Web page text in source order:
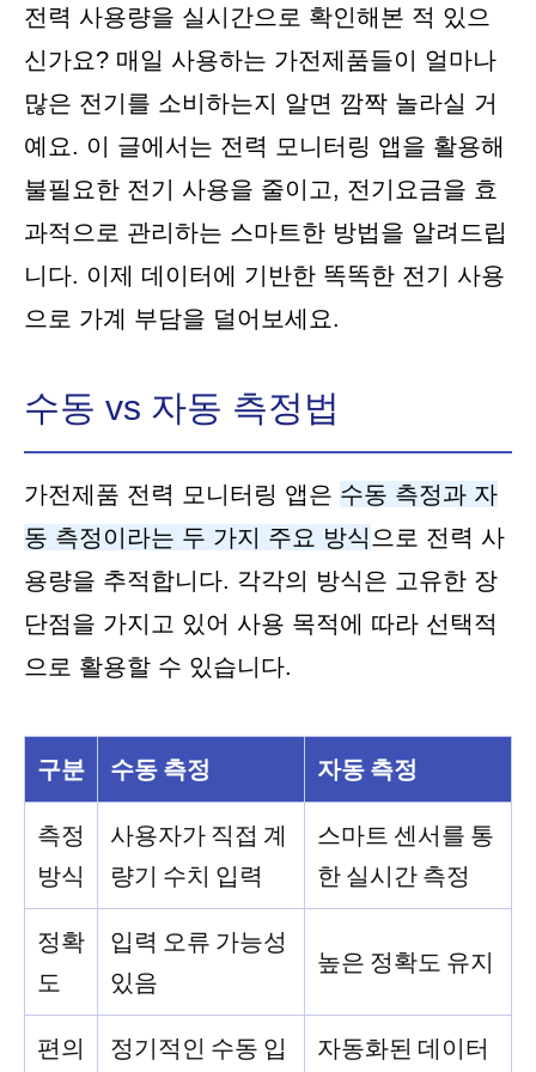
전력 사용량을 실시간으로 확인해본 적 있으
신가요? 매일 사용하는 가전제품들이 얼마나
많은 전기를 소비하는지 알면 깜짝 놀라실 거
예요. 이 글에서는 전력 모니터링 앱을 활용해
불필요한 전기 사용을 줄이고, 전기요금을 효
과적으로 관리하는 스마트한 방법을 알려드립
니다. 이제 데이터에 기반한 똑똑한 전기 사용
으로 가계 부담을 덜어보세요.
수동 vs 자동 측정법
가전제품 전력 모니터링 앱은 수동 측정과 자
동 측정이라는 두 가지 주요 방식 으로 전력 사
용량을 추적합니다. 각각의 방식은 고유한 장
단점을 가지고 있어 사용 목적에 따라 선택적
으로 활용할 수 있습니다.
구분 수동 측정 자동 측정
측정
방식
사용자가 직접 계
량기 수치 입력
스마트 센서를 통
한 실시간 측정
정확
도
입력 오류 가능성
있음
높은 정확도 유지
편의
정기적인 수동 입
자동화된 데이터